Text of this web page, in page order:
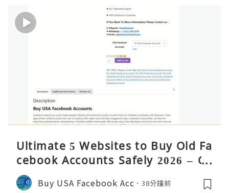
Ultimate 5 Websites to Buy Old Fa
cebook Accounts Safely 2026 – Co
mplete Guide
Buy USA Facebook Acc 38分鐘前